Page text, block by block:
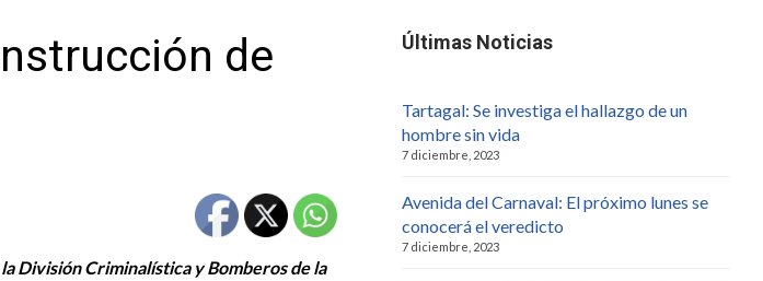
de
División Criminalística y Bomberos de la
Últimas Noticias
Tartagal: Se investiga el hallazgo de un
hombre sin vida
7 diciembre, 2023
Avenida del Carnaval: El próximo lunes se
conocerá el veredicto
7 diciembre, 2023